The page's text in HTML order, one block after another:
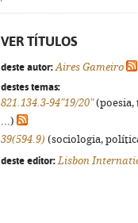
VER TÍTULOS
deste autor: Aires Gameiro
destes temas:
821.134.3-94"19/20"(poesia,
...)
39(594.9) (sociologia,
deste editor: Lisbon